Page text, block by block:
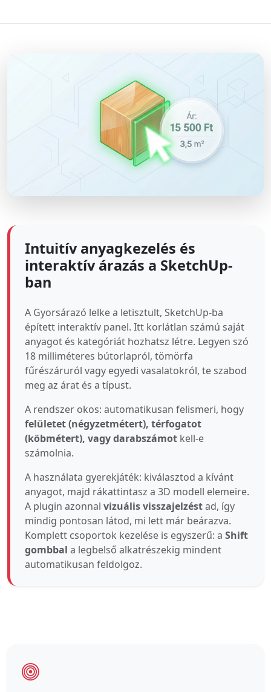
Intuitív anyagkezelés és
interaktív árazás a SketchUp-
ban
A Gyorsárazó lelke a letisztult, SketchUp-ba
épített interaktív panel. Itt korlátlan számú saját
anyagot és kategóriát hozhatsz létre. Legyen szó
18 milliméteres bútorlapról, tömörfa
fűrészáruról vagy egyedi vasalatokról, te szabod
meg az árat és a típust.
A rendszer okos: automatikusan felismeri, hogy
felületet (négyzetmétert), térfogatot
(köbmétert), vagy darabszámot kell-e
számolnia.
A használata gyerekjáték: kiválasztod a kívánt
anyagot, majd rákattintasz a 3D modell elemeire.
A plugin azonnal vizuális visszajelzéstad, így
mindig pontosan látod, mi lett már beárazva.
Komplett csoportok kezelése is egyszerű: a Shift
gombbal a legbelső alkatrészekig mindent
automatikusan feldolgoz.